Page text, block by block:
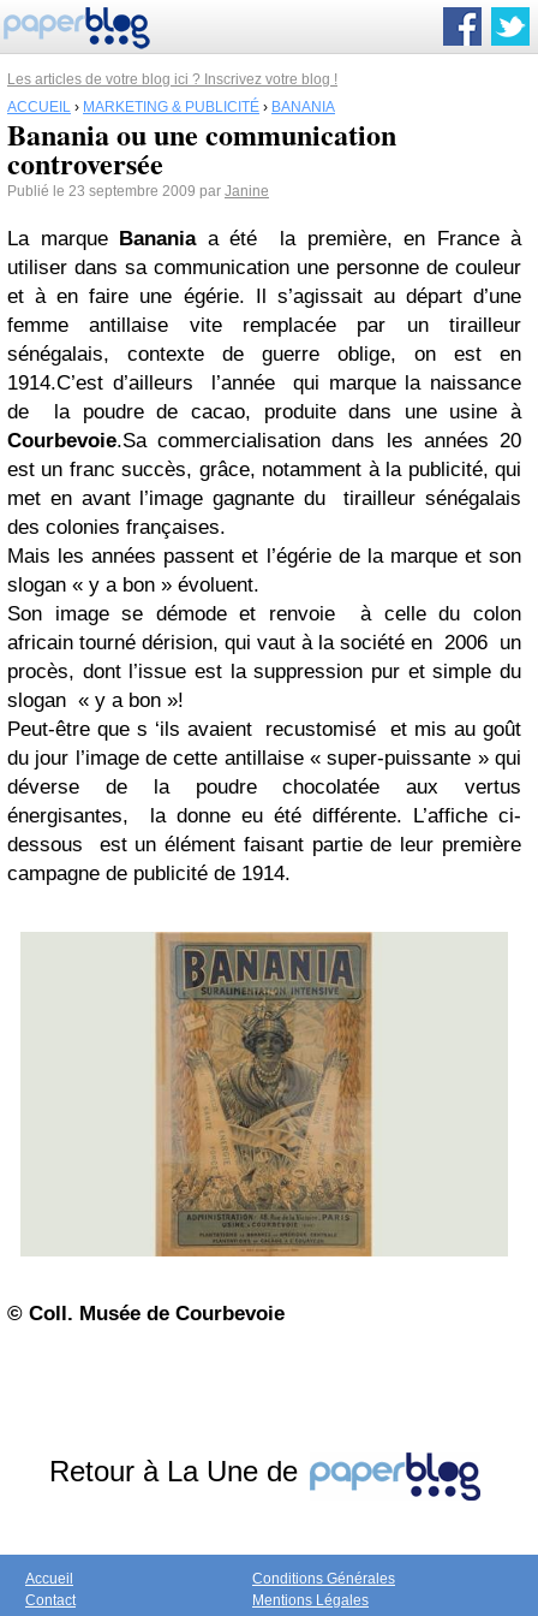
Les articles de votre blog ici ? Inscrivez votre blog !
ACCUEIL › MARKETING & PUBLICITÉ › BANANIA
Banania ou une communication
controversée
Publié le 23 septembre 2009 par Janine
La marque Bananiaa été la première, en France à
utiliser dans sa communication une personne de couleur
et à en faire une égérie. Il s’agissait au départ d’une
femme antillaise vite remplacée par un tirailleur
sénégalais, contexte de guerre oblige, on est en
1914.C’est d’ailleurs l’année qui marque la naissance
de la poudre de cacao, produite dans une usine à
Courbevoie.Sa commercialisation dans les années 20
est un franc succès, grâce, notamment à la publicité, qui
met en avant l’image gagnante du tirailleur sénégalais
des colonies françaises.
Mais les années passent et l’égérie de la marque et son
slogan « y a bon » évoluent.
Son image se démode et renvoie à celle du colon
africain tourné dérision, qui vaut à la société en 2006 un
procès, dont l’issue est la suppression pur et simple du
slogan « y a bon »!
Peut-être que s ‘ils avaient recustomisé et mis au goût
du jour l’image de cette antillaise « super-puissante » qui
déverse de la poudre chocolatée aux vertus
énergisantes, la donne eu été différente. L’affiche ci-
dessous est un élément faisant partie de leur première
campagne de publicité de 1914.
© Coll. Musée de Courbevoie
Retour à La Une de
Accueil
Contact
Conditions Générales
Mentions Légales